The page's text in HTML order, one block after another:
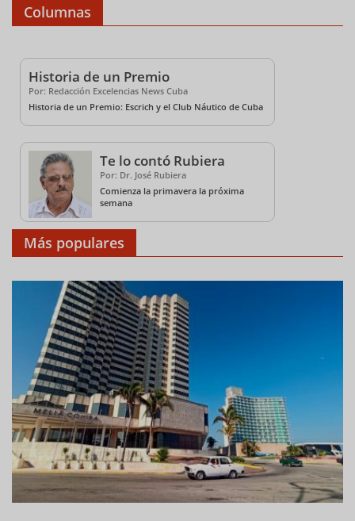
Columnas
Historia de un Premio
Por: Redacción Excelencias News Cuba
Historia de un Premio: Escrich y el Club Náutico de Cuba
Te lo contó Rubiera
Por: Dr. José Rubiera
Comienza la primavera la próxima
semana
Más populares